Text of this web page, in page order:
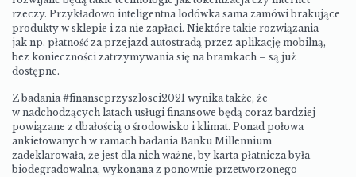
rzeczy. Przykładowo inteligentna lodówka sama zamówi brakujące
produkty w sklepie i za nie zapłaci. Niektóre takie rozwiązania –
jak np. płatność za przejazd autostradą przez aplikację mobilną,
bez konieczności zatrzymywania się na bramkach – są już
dostępne.
Z badania #finanseprzyszlosci2021 wynika także, że
w nadchodzących latach usługi finansowe będą coraz bardziej
powiązane z dbałością o środowisko i klimat. Ponad połowa
ankietowanych w ramach badania Banku Millennium
zadeklarowała, że jest dla nich ważne, by karta płatnicza była
biodegradowalna, wykonana z ponownie przetworzonego